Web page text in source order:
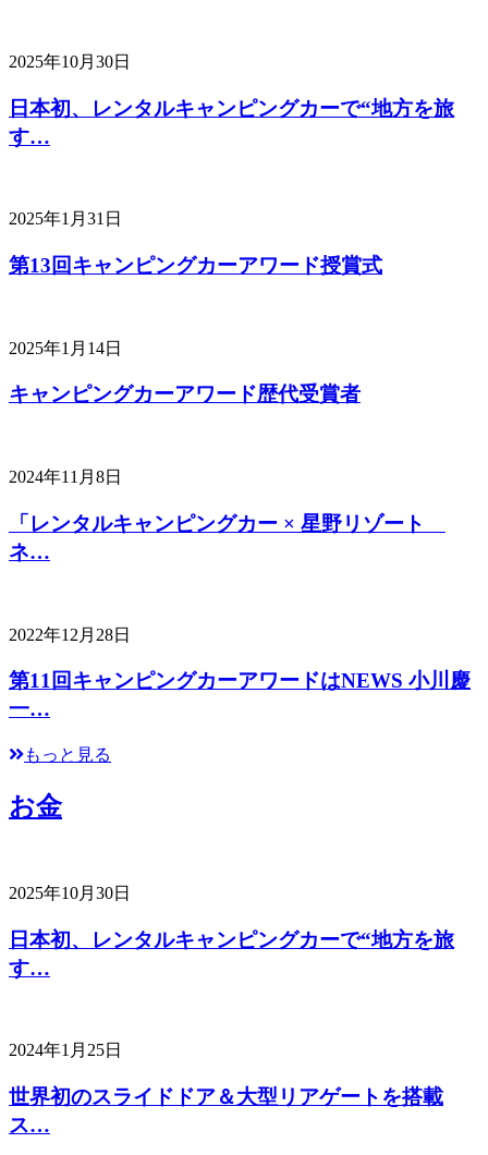
2025年10月30日
日本初、レンタルキャンピングカーで“地方を旅
す…
2025年1月31日
第13回キャンピングカーアワード授賞式
2025年1月14日
キャンピングカーアワード歴代受賞者
2024年11月8日
「レンタルキャンピングカー × 星野リゾート
ネ…
2022年12月28日
第11回キャンピングカーアワードはNEWS 小川慶
一…
もっと見る
お金
2025年10月30日
日本初、レンタルキャンピングカーで“地方を旅
す…
2024年1月25日
世界初のスライドドア＆大型リアゲートを搭載
ス…